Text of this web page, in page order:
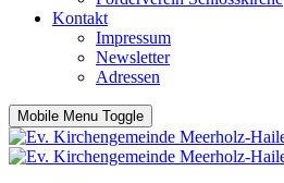
Kontakt
Impressum
Newsletter
Adressen
Mobile Menu Toggle